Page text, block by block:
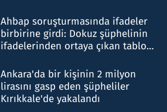
Ahbap soruşturmasında ifadeler
birbirine girdi: Dokuz şüphelinin
ifadelerinden ortaya çıkan tablo
Ankara'da bir kişinin 2 milyon
lirasını gasp eden şüpheliler
Kırıkkale'de yakalandı